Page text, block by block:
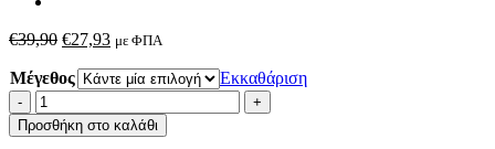
€39,90 Original
was:
€39,90.
€27,93Η
τιμή
είναι:
€27,93.
με ΦΠΑ
Μέγεθος
Εκκαθάριση
Μινέρβα
Ρόμπα
Fleece
Προσθήκη στο καλάθι